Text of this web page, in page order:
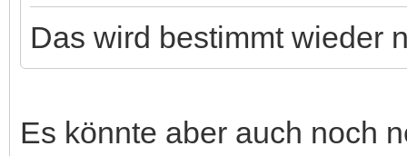
Das wird bestimmt wieder
Es könnte aber auch noch